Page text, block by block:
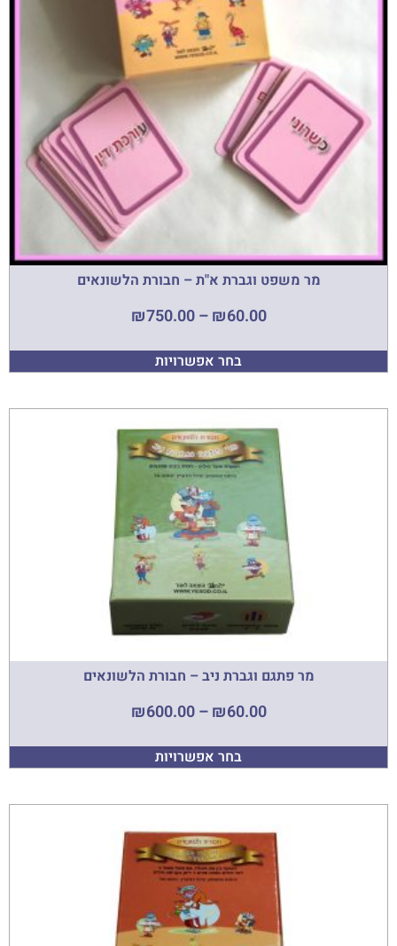
מר משפט וגברת א"ת – חבורת הלשונאים
₪60.00
–
₪750.00
בחר אפשרויות
מר פתגם וגברת ניב – חבורת הלשונאים
₪60.00
–
₪600.00
בחר אפשרויות